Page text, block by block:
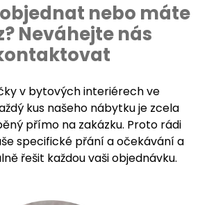
objednat nebo máte
Neváhejte nás
v bytových interiérech ve
kus našeho nábytku je zcela
přímo na zakázku. Proto rádi
specifické přání a očekávání a
řešit každou vaši objednávku.